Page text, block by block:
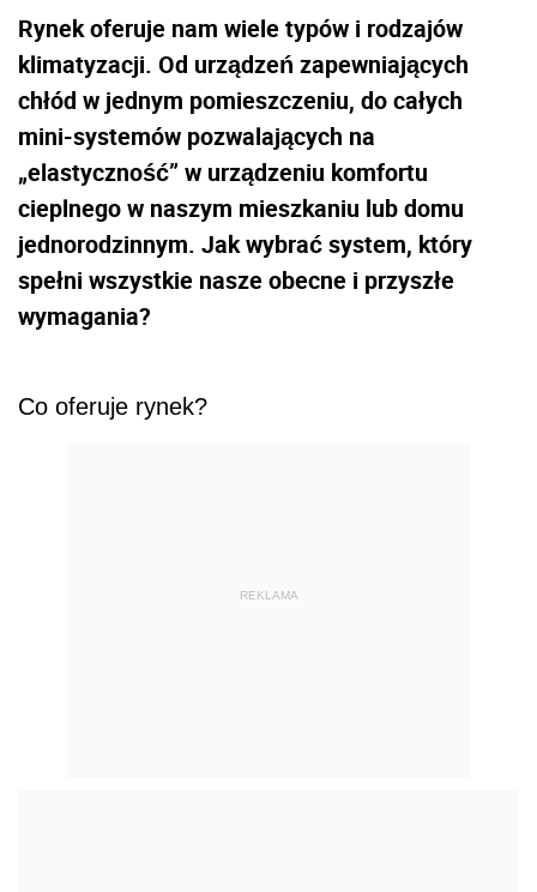
Rynek oferuje nam wiele typów i rodzajów
klimatyzacji. Od urządzeń zapewniających
chłód w jednym pomieszczeniu, do całych
mini-systemów pozwalających na
„elastyczność” w urządzeniu komfortu
cieplnego w naszym mieszkaniu lub domu
jednorodzinnym. Jak wybrać system, który
spełni wszystkie nasze obecne i przyszłe
wymagania?
Co oferuje rynek?
REKLAMA